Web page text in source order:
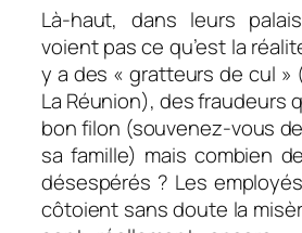
Là-haut, dans leurs
voient pas ce qu’est la
y a des « gratteurs de cul »
La Réunion), des fraudeurs
bon filon (souvenez-vous
sa famille) mais combien
désespérés ? Les
côtoient sans doute la